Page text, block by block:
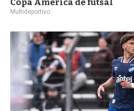
Copa América de futsal
Multideportivo